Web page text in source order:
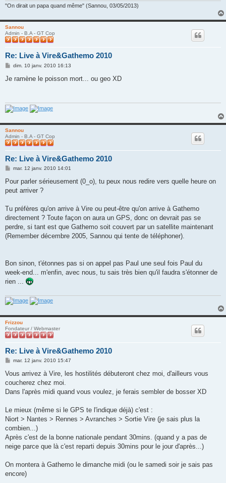
"On dirait un papa quand même" (Sannou, 03/05/2013)
Sannou
Admin - B.A - GT Cop
Re: Live à Vire&Gathemo 2010
M
s
dim. 10 janv. 2010 16:13
Je ramène le poisson mort... ou geo XD
Sannou
Admin - B.A - GT Cop
Re: Live à Vire&Gathemo 2010
M
s
a
mar. 12 janv. 2010 14:01
Pour parler sérieusement (0_o), tu peux nous redire vers quelle heure on
peut arriver ?
Tu préfères qu'on arrive à Vire ou peut-être qu'on arrive à Gathemo
directement ? Toute façon on aura un GPS, donc on devrait pas se
perdre, si tant est que Gathemo soit couvert par un satellite maintenant
(Remember décembre 2005, Sannou qui tente de téléphoner).
Bon sinon, t'étonnes pas si on appel pas Paul une seul fois Paul du
week-end... m'enfin, avec nous, tu sais très bien qu'il faudra s'étonner de
rien ...
Frizzou
Fondateur / Webmaster
Re: Live à Vire&Gathemo 2010
M
s
a
g
mar. 12 janv. 2010 15:47
Vous arrivez à Vire, les hostilités débuteront chez moi, d'ailleurs vous
coucherez chez moi.
Dans l'après midi quand vous voulez, je ferais sembler de bosser XD
Le mieux (même si le GPS te l'indique déjà) c'est :
Niort > Nantes > Rennes > Avranches > Sortie Vire (je sais plus la
combien...)
Après c'est de la bonne nationale pendant 30mins. (quand y a pas de
neige parce que là c'est reparti depuis 30mins pour le jour d'après...)
On montera à Gathemo le dimanche midi (ou le samedi soir je sais pas
encore)